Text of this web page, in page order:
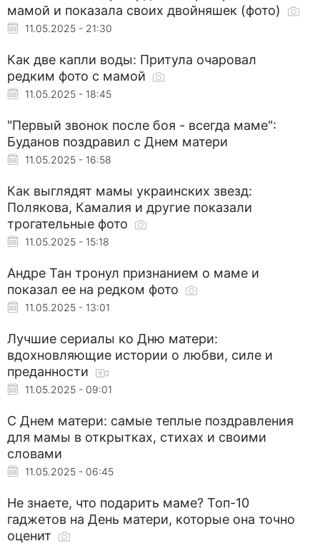
мамой и показала своих двойняшек (фото)
11.05.2025 - 21:30
Как две капли воды: Притула очаровал
редким фото с мамой
11.05.2025 - 18:45
"Первый звонок после боя - всегда маме":
Буданов поздравил с Днем матери
11.05.2025 - 16:58
Как выглядят мамы украинских звезд:
Полякова, Камалия и другие показали
трогательные фото
11.05.2025 - 15:18
Андре Тан тронул признанием о маме и
показал ее на редком фото
11.05.2025 - 13:01
Лучшие сериалы ко Дню матери:
вдохновляющие истории о любви, силе и
преданности
11.05.2025 - 09:01
С Днем матери: самые теплые поздравления
для мамы в открытках, стихах и своими
словами
11.05.2025 - 06:45
Не знаете, что подарить маме? Топ-10
гаджетов на День матери, которые она точно
оценит